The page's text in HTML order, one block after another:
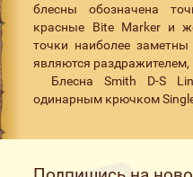
блесны обозначена
красные Bite Marker и
точки наиболее
являются
Блесна Smith D-S
одинарным крючком